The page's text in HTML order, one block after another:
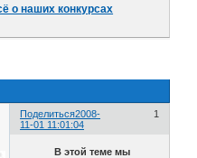
о наших конкурсах
Поделиться 1
2008-
11-01 11:01:04
В этой теме мы